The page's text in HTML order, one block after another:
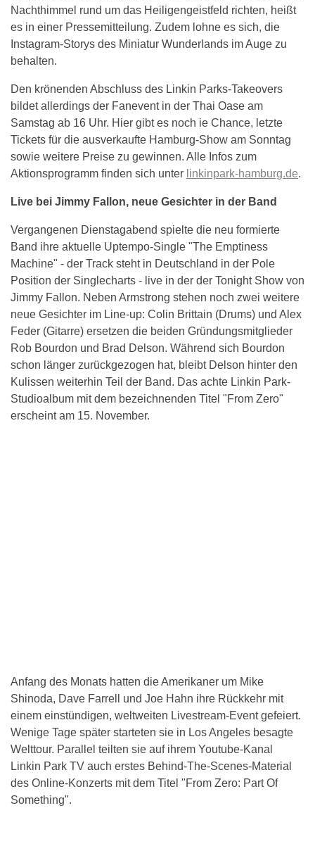
Nachthimmel rund um das Heiligengeistfeld richten, heißt
es in einer Pressemitteilung. Zudem lohne es sich, die
Instagram-Storys des Miniatur Wunderlands im Auge zu
behalten.
Den krönenden Abschluss des Linkin Parks-Takeovers
bildet allerdings der Fanevent in der Thai Oase am
Samstag ab 16 Uhr. Hier gibt es noch ie Chance, letzte
Tickets für die ausverkaufte Hamburg-Show am Sonntag
sowie weitere Preise zu gewinnen. Alle Infos zum
Aktionsprogramm finden sich unter linkinpark-hamburg.de.
Live bei Jimmy Fallon, neue Gesichter in der Band
Vergangenen Dienstagabend spielte die neu formierte
Band ihre aktuelle Uptempo-Single "The Emptiness
Machine" - der Track steht in Deutschland in der Pole
Position der Singlecharts - live in der der Tonight Show von
Jimmy Fallon. Neben Armstrong stehen noch zwei weitere
neue Gesichter im Line-up: Colin Brittain (Drums) und Alex
Feder (Gitarre) ersetzen die beiden Gründungsmitglieder
Rob Bourdon und Brad Delson. Während sich Bourdon
schon länger zurückgezogen hat, bleibt Delson hinter den
Kulissen weiterhin Teil der Band. Das achte Linkin Park-
Studioalbum mit dem bezeichnenden Titel "From Zero"
erscheint am 15. November.
Anfang des Monats hatten die Amerikaner um Mike
Shinoda, Dave Farrell und Joe Hahn ihre Rückkehr mit
einem einstündigen, weltweiten Livestream-Event gefeiert.
Wenige Tage später starteten sie in Los Angeles besagte
Welttour. Parallel teilten sie auf ihrem Youtube-Kanal
Linkin Park TV auch erstes Behind-The-Scenes-Material
des Online-Konzerts mit dem Titel "From Zero: Part Of
Something".